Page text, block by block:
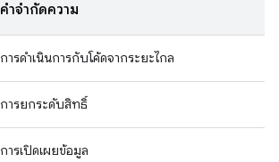
คำจำกัดความ
การดำเนินการกับโค้ดจากระยะไกล
การยกระดับสิทธิ์
การเปิดเผยข้อมูล